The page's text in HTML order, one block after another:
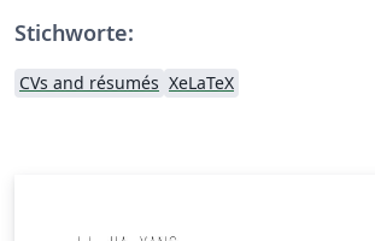
Stichworte:
CVs and résumés XeLaTeX